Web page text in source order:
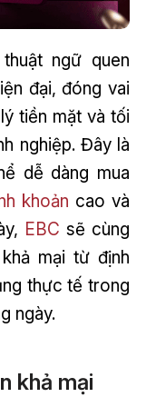
ngữ quen
đại, đóng vai
tiền mặt và tối
nghiệp. Đây là
dễ dàng mua
khoản cao và
EBC sẽ cùng
mại từ định
thực tế trong
ngày.
khả mại